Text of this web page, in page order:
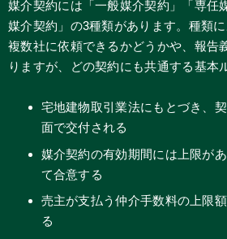
媒介契約には「一般媒介契約」「専任
媒介契約」の3種類があります。種類
複数社に依頼できるかどうかや、報告
りますが、どの契約にも共通する基本
宅地建物取引業法にもとづき、
面で交付される
媒介契約の有効期間には上限が
て合意する
売主が支払う仲介手数料の上限
る